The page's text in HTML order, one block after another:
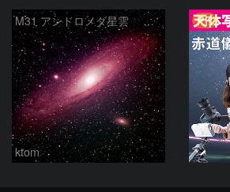
M31 アンドロメダ星雲 2026-1-14
ktom
PR